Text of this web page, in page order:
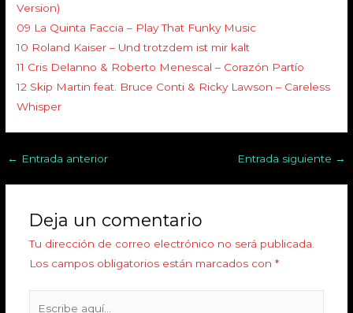
Version)
09 La Quinta Faccia – Play That Funky Music
10 Roland Kaiser – Und trotzdem ist mir kalt
11 Cris Delanno & Roberto Menescal – Corazón Partío
12 Skip Martin feat. Bruce Conti & Ricky Lawson – Careless
Whisper
← Entrada anterior Entrada siguiente →
Deja un comentario
Tu dirección de correo electrónico no será publicada.
Los campos obligatorios están marcados con *